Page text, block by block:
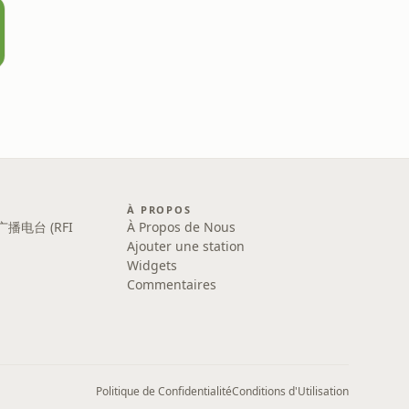
播电台 (RFI
À PROPOS
À Propos de Nous
Ajouter une station
Widgets
Commentaires
Politique de ConfidentialitéConditions d'Utilisation